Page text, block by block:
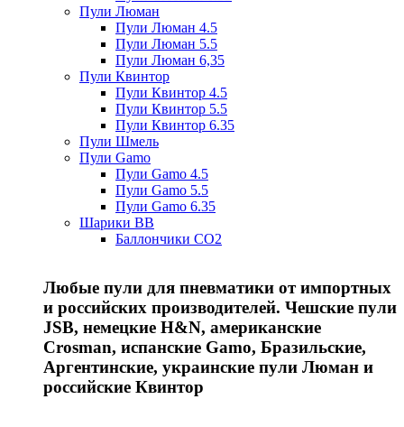
Пули Люман
Пули Люман 4.5
Пули Люман 5.5
Пули Люман 6,35
Пули Квинтор
Пули Квинтор 4.5
Пули Квинтор 5.5
Пули Квинтор 6.35
Пули Шмель
Пули Gamo
Пули Gamo 4.5
Пули Gamo 5.5
Пули Gamo 6.35
Шарики BB
Баллончики CO2
Любые пули для пневматики от импортных
и российских производителей. Чешские пули
JSB, немецкие H&N, американские
Crosman, испанские Gamo, Бразильские,
Аргентинские, украинские пули Люман и
российские Квинтор